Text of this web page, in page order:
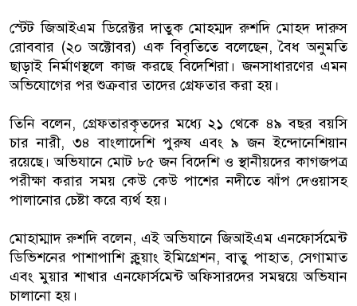
স্টেট জিআইএম ডিরেক্টর দাতুক মোহম্মদ রুশদি মোহদ দারুস
রোববার (২০ অক্টোবর) এক বিবৃতিতে বলেছেন, বৈধ অনুমতি
ছাড়াই নির্মাণস্থলে কাজ করছে বিদেশিরা। জনসাধারণের এমন
অভিযোগের পর শুক্রবার তাদের গ্রেফতার করা হয়।
তিনি বলেন, গ্রেফতারকৃতদের মধ্যে ২১ থেকে ৪৯ বছর বয়সি
চার নারী, ৩৪ বাংলাদেশি পুরুষ এবং ৯ জন ইন্দোনেশিয়ান
রয়েছে। অভিযানে মোট ৮৫ জন বিদেশি ও স্থানীয়দের কাগজপত্র
পরীক্ষা করার সময় কেউ কেউ পাশের নদীতে ঝাঁপ দেওয়াসহ
পালানোর চেষ্টা করে ব্যর্থ হয়।
মোহাম্মাদ রুশদি বলেন, এই অভিযানে জিআইএম এনফোর্সমেন্ট
ডিভিশনের পাশাপাশি ক্লুয়াং ইমিগ্রেশন, বাতু পাহাত, সেগামাত
এবং মুয়ার শাখার এনফোর্সমেন্ট অফিসারদের সমন্বয়ে অভিযান
চালানো হয়।